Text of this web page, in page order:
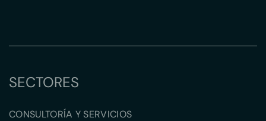
SECTORES
CONSULTORÍA Y SERVICIOS